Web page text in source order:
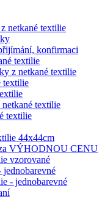
netkané textilie
konfirmaci
textilie
z netkané textilie
textilie
textilie
textilie
44x44cm
VÝHODNOU CENU
vzorované
- jednobarevné